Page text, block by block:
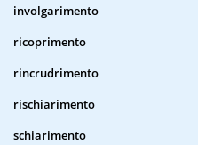
involgarimento
ricoprimento
rincrudrimento
rischiarimento
schiarimento